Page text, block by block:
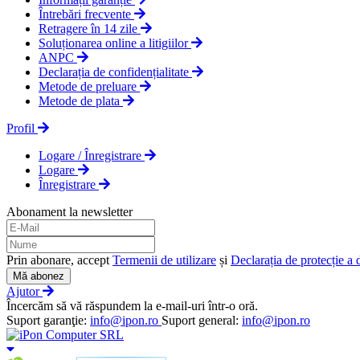
Întrebări frecvente
Retragere în 14 zile
Soluționarea online a litigiilor
ANPC
Declarația de confidențialitate
Metode de preluare
Metode de plata
Profil
Logare / Înregistrare
Logare
Înregistrare
Abonament la newsletter
Prin abonare, accept Termenii de utilizare și Declarația de protecție a
Mă abonez
Ajutor
Încercăm să vă răspundem la e-mail-uri într-o oră.
Suport garanţie: info@ipon.ro Suport general: info@ipon.ro